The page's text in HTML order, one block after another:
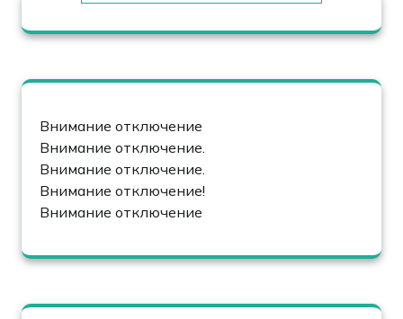
Внимание отключение
Внимание отключение.
Внимание отключение.
Внимание отключение!
Внимание отключение